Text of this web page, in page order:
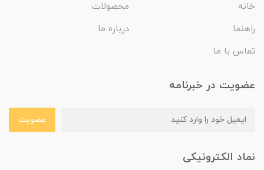
خانه
محصولات
راهنما
درباره ما
تماس با ما
عضویت در خبرنامه
عضویت
نماد الکترونیکی